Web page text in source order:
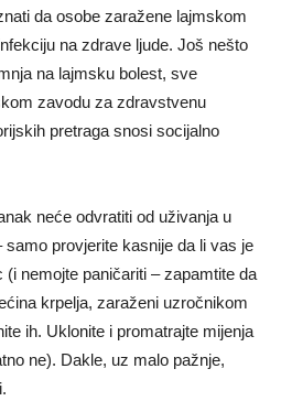
da osobe zaražene lajmskom
na zdrave ljude. Još nešto
na lajmsku bolest, sve
zavodu za zdravstvenu
pretraga snosi socijalno
neće odvratiti od uživanja u
samo provjerite kasnije da li vas je
(i nemojte paničariti – zapamtite da
krpelja, zaraženi uzročnikom
ih. Uklonite i promatrajte mijenja
ne). Dakle, uz malo pažnje,